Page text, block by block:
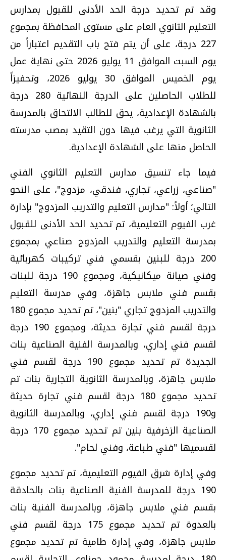
وقد تم تحديد درجة الحد الأدنى للقبول بمدارس
التعليم الثانوي العام على مستوى المحافظة بمجموع
227 درجة، على أن يتم فتح باب التقديم اعتباراً من
يوم السبت الموافق 11 يوليو 2026 حتى نهاية عمل
يوم الخميس الموافق 30 يوليو 2026، وتحفيزاً
للطلاب الحاصلين على الدرجة النهائية 280 درجة
بالشهادة الإعدادية، يحق للطالب الالتحاق بالمدرسة
الثانوية التي يرغب فيها دون التقيد بمصب مدرسته
الحاصل منها على الشهادة الإعدادية.
فيما جاء تنسيق مدارس التعليم الثانوي الفني
"صناعي، زراعي، تجاري، فندقي، مزدوج"، على النحو
التالي؛ أولاً: "مدارس التعليم والتدريب المزدوج" بإدارة
غرب الفيوم التعليمية، تم تحديد الحد الأدنى للقبول
بمدرسة التعليم والتدريب المزدوج صناعي بمجموع
200 درجة للبنين بقسمي فني تركيبات كهربائية
وفني صيانة ميكانيكية، ومجموع 190 درجة للبنات
بقسم فني ملابس جاهزة، وفي مدرسة التعليم
والتدريب المزدوج تجاري "بنين"، تم تحديد مجموع 180
درجة لقسم فني تجارة حديثة، ومجموع 190 درجة
لقسم فني إداري، وبالمدرسة الفنية الصناعية بنات
الجديدة تم تحديد مجموع 190 درجة لقسم فني
ملابس جاهزة، وبالمدرسة الثانوية التجارية بنات تم
تحديد مجموع 180 درجة لقسم فني تجارة حديثة
و190 درجة لقسم فني إداري، وبالمدرسة الثانوية
الصناعية الزخرفية بنين تم تحديد مجموع 170 درجة
لقسميها "فني طباعة، وفني لحام".
وفي إدارة شرق الفيوم التعليمية، تم تحديد مجموع
190 درجة للمدرسة الفنية الصناعية بنات بالحادقة
بقسم فني ملابس جاهزة، وبالمدرسة الفنية بنات
بالعدوة تم تحديد مجموع 175 درجة لقسم فني
ملابس جاهزة، وفي إدارة طامية تم تحديد مجموع